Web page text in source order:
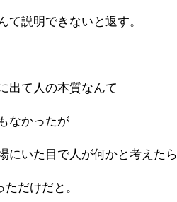
て説明できないと返す。
出て人の本質なんて
なかったが
にいた目で人が何かと考えたら
ただけだと。